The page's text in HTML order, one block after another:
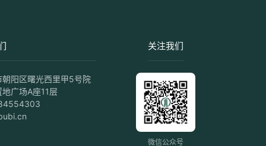
朝阳区曙光西里甲5号院
广场A座11层
关注我们
微信公众号